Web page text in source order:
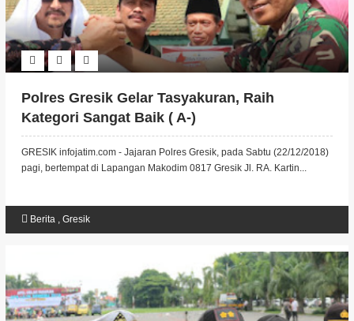
Polres Gresik Gelar Tasyakuran, Raih
Kategori Sangat Baik ( A-)
GRESIK infojatim.com - Jajaran Polres Gresik, pada Sabtu (22/12/2018)
pagi, bertempat di Lapangan Makodim 0817 Gresik Jl. RA. Kartin...
Berita, Gresik